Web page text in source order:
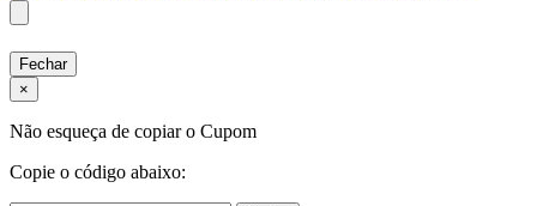
Fechar
×
Não esqueça de copiar o Cupom
Copie o código abaixo: